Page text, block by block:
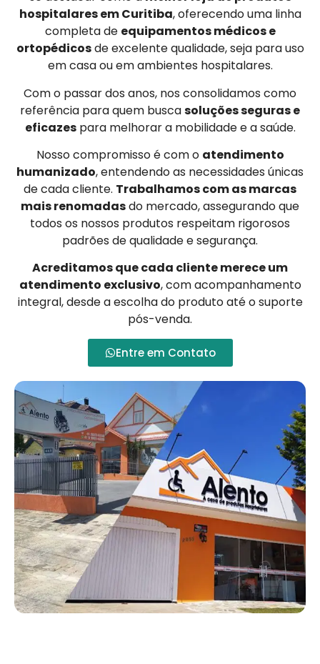
hospitalares em Curitiba, oferecendo uma linha
completa de equipamentos médicos e
ortopédicosde excelente qualidade, seja para uso
em casa ou em ambientes hospitalares.
Com o passar dos anos, nos consolidamos como
referência para quem buscasoluções seguras e
eficazespara melhorar a mobilidade e a saúde.
Nosso compromisso é com o atendimento
humanizado, entendendo as necessidades únicas
de cada cliente. Trabalhamos com as marcas
mais renomadasdo mercado, assegurando que
todos os nossos produtos respeitam rigorosos
padrões de qualidade e segurança.
Acreditamos que cada cliente merece um
atendimento exclusivo, com acompanhamento
integral, desde a escolha do produto até o suporte
pós-venda.
Entre em Contato